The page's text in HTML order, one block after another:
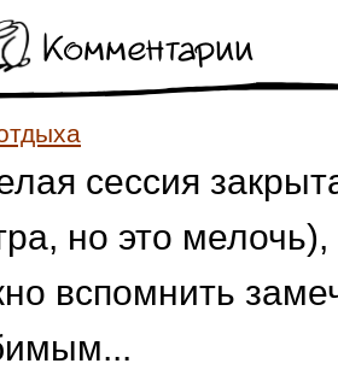
Комментарии
сессия
но это
вспомнить